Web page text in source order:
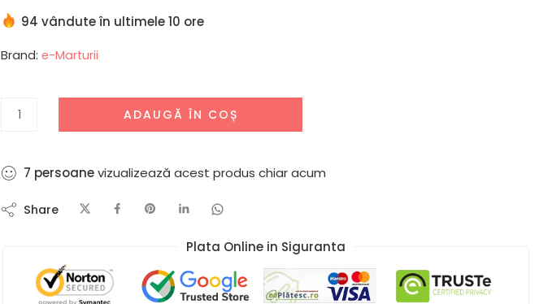
94 vândute în ultimele 10 ore
Brand: e-Marturii
ADAUGĂ ÎN COȘ
5 persoanevizualizează acest produs chiar acum
Share
Plata Online in Siguranta​